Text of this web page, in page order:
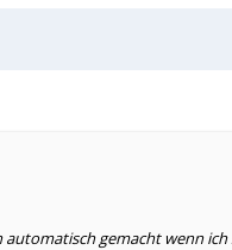
automatisch gemacht wenn